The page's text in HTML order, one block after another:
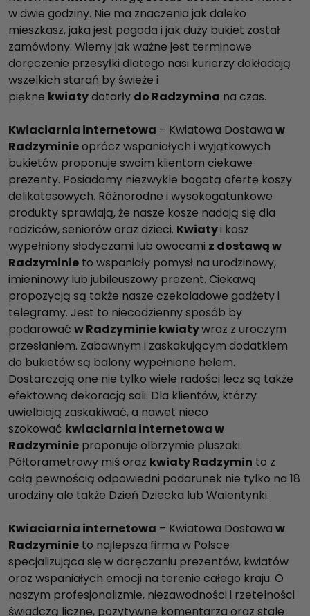
w dwie godziny. Nie ma znaczenia jak daleko
mieszkasz, jaka jest pogoda i jak duży bukiet został
zamówiony. Wiemy jak ważne jest terminowe
doręczenie przesyłki dlatego nasi kurierzy dokładają
wszelkich starań by świeże i
piękne kwiatydotarły do Radzymina na czas.
Kwiaciarnia internetowa – Kwiatowa Dostawa w
Radzyminieoprócz wspaniałych i wyjątkowych
bukietów proponuje swoim klientom ciekawe
prezenty. Posiadamy niezwykle bogatą ofertę koszy
delikatesowych. Różnorodne i wysokogatunkowe
produkty sprawiają, że nasze kosze nadają się dla
rodziców, seniorów oraz dzieci. Kwiatyi kosz
wypełniony słodyczami lub owocami z dostawą w
Radzyminie to wspaniały pomysł na urodzinowy,
imieninowy lub jubileuszowy prezent. Ciekawą
propozycją są także nasze czekoladowe gadżety i
telegramy. Jest to niecodzienny sposób by
podarować w Radzyminie kwiatywraz z uroczym
przesłaniem. Zabawnym i zaskakującym dodatkiem
do bukietów są balony wypełnione helem.
Dostarczają one nie tylko wiele radości lecz są także
efektowną dekoracją sali. Dla klientów, którzy
uwielbiają zaskakiwać, a nawet nieco
szokować kwiaciarnia internetowa w
Radzyminie proponuje olbrzymie pluszaki.
Półtorametrowy miś oraz kwiaty Radzymin to z
całą pewnością odpowiedni podarunek nie tylko na 18
urodziny ale także Dzień Dziecka lub Walentynki.
Kwiaciarnia internetowa – Kwiatowa Dostawa w
Radzyminie to najlepsza firma w Polsce
specjalizująca się w doręczaniu prezentów, kwiatów
oraz wspaniałych emocji na terenie całego kraju. O
naszym profesjonalizmie, niezawodności i rzetelności
świadczą liczne, pozytywne komentarza oraz stale